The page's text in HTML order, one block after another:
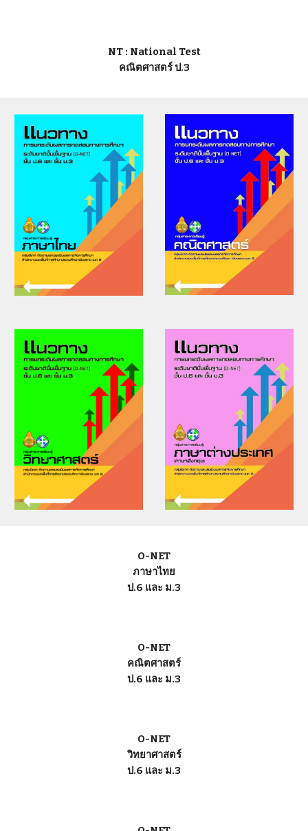
NT : National Test
คณิตศาสตร์ ป.3
O-NET
ภาษาไทย
ป.6 และ ม.3
O-NET
คณิตศาสตร์
ป.6 และ ม.3
O-NET
วิทยาศาสตร์
ป.6 และ ม.3